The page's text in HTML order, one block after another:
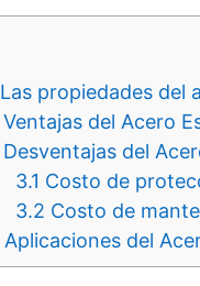
Las propiedades del
Ventajas del Acero
Desventajas del
3.1 Costo de
3.2 Costo de
Aplicaciones del